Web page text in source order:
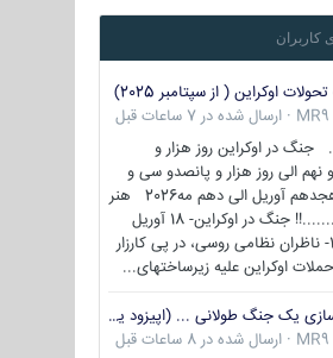
کاربران
اوکراین ( از سپتامبر 2025)
MR9
· ارسال شده در 7 ساعات قبل
جنگ در اوکراین روز هزار و
نهم الی روز هزار و پانصدو سی و
دوم هجدهم آوریل الی دهم مه2026 هنر
استتار.......!! جنگ در اوکراین- 18 آوریل
2026 1- ناظران نظامی روسی، در پی کارزار
اوکراین علیه زیرساختهای...
شبیه سازی یک جنگ طولانی ... (اپیزود یکم : اوکراین )
MR9
· ارسال شده در 8 ساعات قبل